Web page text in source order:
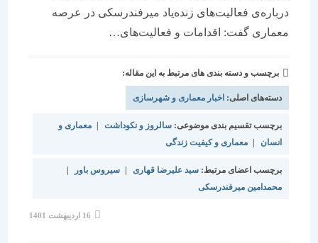
درباره‌ی فعالیت‌های زنده‌یاد میرفندرسكی در عرصه
معماری گفت: اقدامات و فعالیت‌های…
برچسب و دسته بندی های مرتبط به این مقاله:
دسته‌های اصلی:اخبار معماری و شهرسازی
برچسب تقسیم بندی موضوعی:سالروز و نکوداشت | معماری و
معماری و کیفیت زندگی
برچسب اعضای مرتبط: سید علیرضا قهاری | سیروس باور |
محمدامین میرفندرسکی